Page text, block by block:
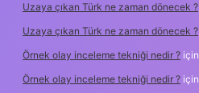
Uzaya çıkan Türk ne zaman dönecek ?
Uzaya çıkan Türk ne zaman dönecek ?
Örnek olay inceleme tekniği nedir ? için
Örnek olay inceleme tekniği nedir ? için